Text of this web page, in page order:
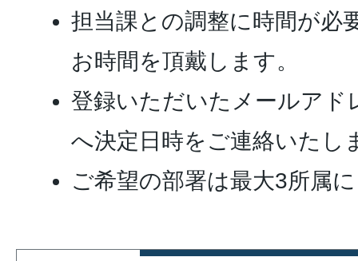
担当課との調整に時間が必
お時間を頂戴します。
登録いただいたメールアド
へ決定日時をご連絡いたし
ご希望の部署は最大3所属